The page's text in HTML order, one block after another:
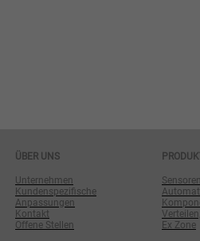
ÜBER UNS
Unternehmen
Kundenspezifische
Anpassungen
Kontakt
Offene Stellen
Ex Zone